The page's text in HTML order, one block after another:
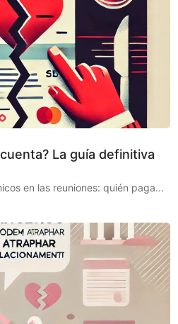
La guía definitiva
en las reuniones: quién paga...